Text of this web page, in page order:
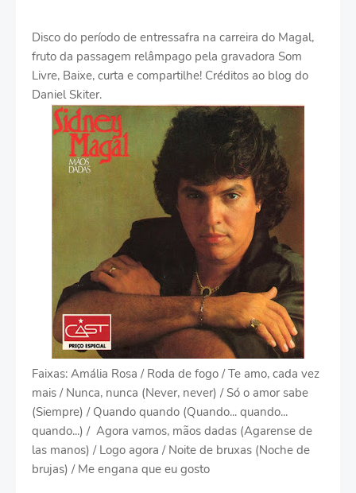
Disco do período de entressafra na carreira do Magal,
fruto da passagem relâmpago pela gravadora Som
Livre, Baixe, curta e compartilhe! Créditos ao blog do
Daniel Skiter.
Faixas: Amália Rosa / Roda de fogo / Te amo, cada vez
mais / Nunca, nunca (Never, never) / Só o amor sabe
(Siempre) / Quando quando (Quando... quando...
quando...) / Agora vamos, mãos dadas (Agarense de
las manos) / Logo agora / Noite de bruxas (Noche de
brujas) / Me engana que eu gosto